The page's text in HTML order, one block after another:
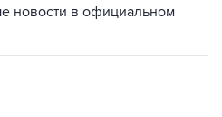
новости в официальном